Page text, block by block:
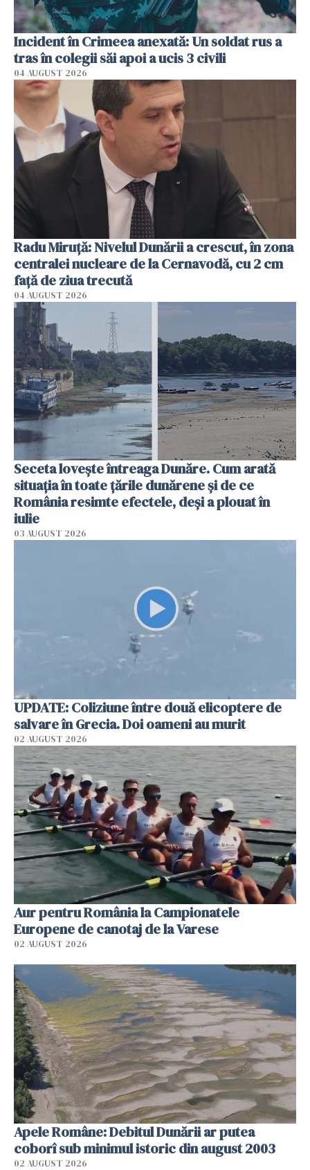
Incident în Crimeea anexată: Un soldat rus a
tras în colegii săi apoi a ucis 3 civili
04 AUGUST 2026
Radu Miruţă: Nivelul Dunării a crescut, în zona
centralei nucleare de la Cernavodă, cu 2 cm
faţă de ziua trecută
04 AUGUST 2026
Seceta lovește întreaga Dunăre. Cum arată
situația în toate țările dunărene și de ce
România resimte efectele, deși a plouat în
iulie
03 AUGUST 2026
UPDATE: Coliziune între două elicoptere de
salvare în Grecia. Doi oameni au murit
02 AUGUST 2026
Aur pentru România la Campionatele
Europene de canotaj de la Varese
02 AUGUST 2026
Apele Române: Debitul Dunării ar putea
coborî sub minimul istoric din august 2003
02 AUGUST 2026